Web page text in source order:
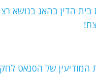
l
er
e
הדין בהאג בנושא
המודיעין של הסנאט